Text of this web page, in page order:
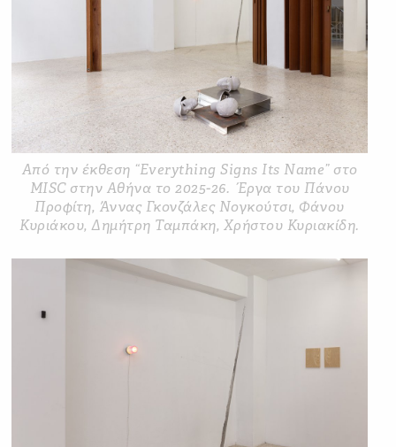
Από την έκθεση “Everything Signs Its Name” στο
MISC στην Αθήνα το 2025-26. Έργα του Πάνου
Προφίτη, Άννας Γκονζάλες Νογκούτσι, Φάνου
Κυριάκου, Δημήτρη Ταμπάκη, Χρήστου Κυριακίδη.